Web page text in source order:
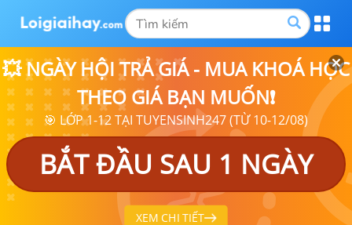
💥 NGÀY HỘI TRẢ GIÁ - MUA KHOÁ HỌC
THEO GIÁ BẠN MUỐN❗
🎯 LỚP 1-12 TẠI TUYENSINH247 (TỪ 10-12/08)
BẮT ĐẦU SAU 1 NGÀY
XEM CHI TIẾT